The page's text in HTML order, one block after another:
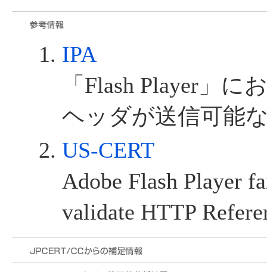
IPA
「Flash Player」に
ヘッダが送信可能
US-CERT
Adobe Flash Player
validate HTTP